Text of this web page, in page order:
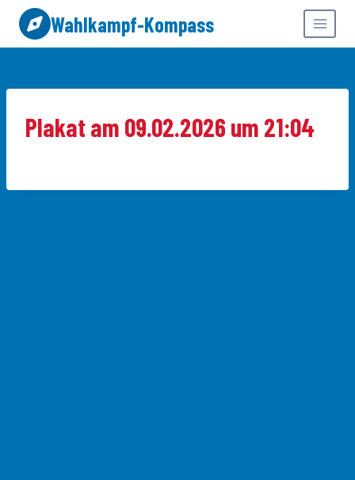
Zum
Inhalt
springen
Wahlkampf-Kompass
Plakat am 09.02.2026 um 21:04